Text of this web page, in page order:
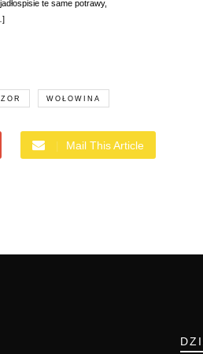
te same potrawy,
WOŁOWINA
Mail This Article